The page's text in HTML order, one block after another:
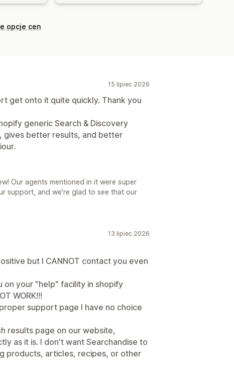
opcje cen
15 lipiec 2026
get onto it quite quickly. Thank you
generic Search & Discovery
gives better results, and better
Our agents mentioned in it were super
support, and we're glad to see that our
13 lipiec 2026
but I CANNOT contact you even
on your "help" facility in shopify
WORK!!!
support page I have no choice
results page on our website,
as it is. I don't want Searchandise to
products, articles, recipes, or other